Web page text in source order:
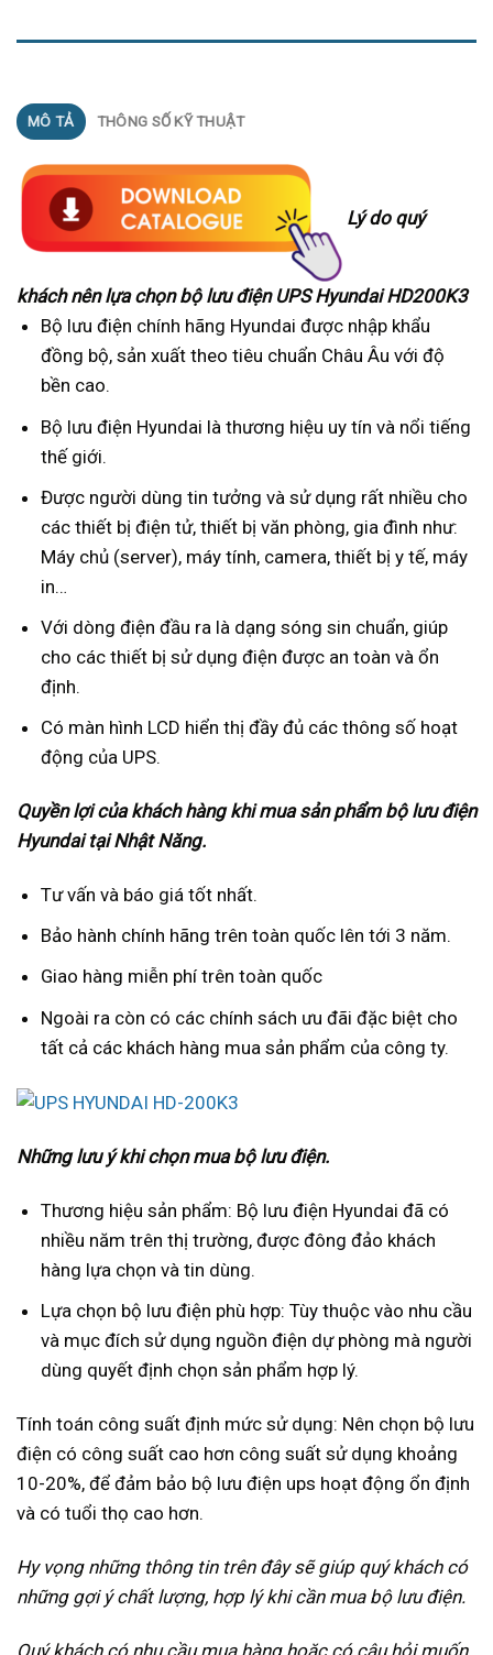
MÔ TẢ THÔNG SỐ KỸ THUẬT
Lý do quý
khách nên lựa chọn bộ lưu điện UPS Hyundai HD200K3
Bộ lưu điện chính hãng Hyundai được nhập khẩu
đồng bộ, sản xuất theo tiêu chuẩn Châu Âu với độ
bền cao.
Bộ lưu điện Hyundai là thương hiệu uy tín và nổi tiếng
thế giới.
Được người dùng tin tưởng và sử dụng rất nhiều cho
các thiết bị điện tử, thiết bị văn phòng, gia đình như:
Máy chủ (server), máy tính, camera, thiết bị y tế, máy
in…
Với dòng điện đầu ra là dạng sóng sin chuẩn, giúp
cho các thiết bị sử dụng điện được an toàn và ổn
định.
Có màn hình LCD hiển thị đầy đủ các thông số hoạt
động của UPS.
Quyền lợi của khách hàng khi mua sản phẩm bộ lưu điện
Hyundai tại Nhật Năng.
Tư vấn và báo giá tốt nhất.
Bảo hành chính hãng trên toàn quốc lên tới 3 năm.
Giao hàng miễn phí trên toàn quốc
Ngoài ra còn có các chính sách ưu đãi đặc biệt cho
tất cả các khách hàng mua sản phẩm của công ty.
Những lưu ý khi chọn mua bộ lưu điện.
Thương hiệu sản phẩm: Bộ lưu điện Hyundai đã có
nhiều năm trên thị trường, được đông đảo khách
hàng lựa chọn và tin dùng.
Lựa chọn bộ lưu điện phù hợp: Tùy thuộc vào nhu cầu
và mục đích sử dụng nguồn điện dự phòng mà người
dùng quyết định chọn sản phẩm hợp lý.
Tính toán công suất định mức sử dụng: Nên chọn bộ lưu
điện có công suất cao hơn công suất sử dụng khoảng
10-20%, để đảm bảo bộ lưu điện ups hoạt động ổn định
và có tuổi thọ cao hơn.
Hy vọng những thông tin trên đây sẽ giúp quý khách có
những gợi ý chất lượng, hợp lý khi cần mua bộ lưu điện.